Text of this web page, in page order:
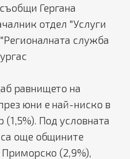
Гергана
отдел "Услуги
служба
равнището на
юни е най-ниско в
Под условната
са още общините
(2,9%),